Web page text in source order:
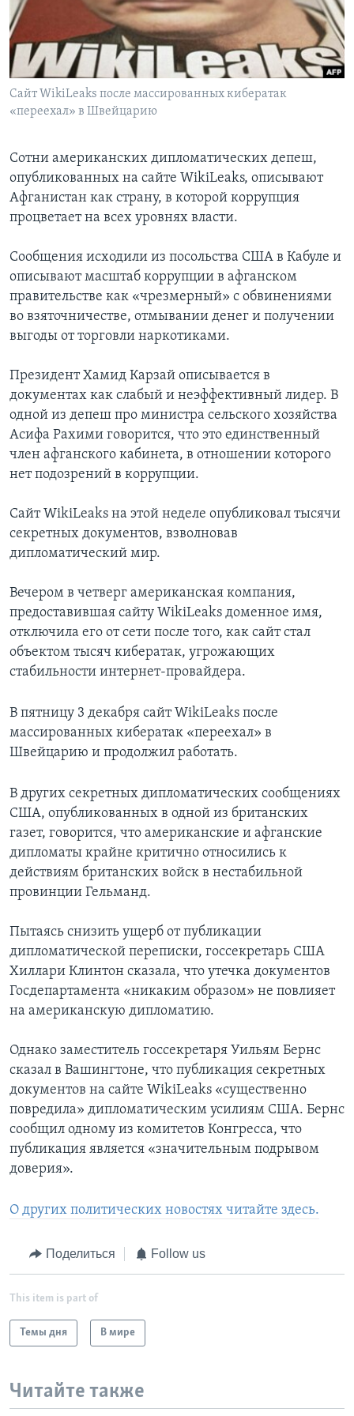
Learning English
СОЦИАЛЬНЫЕ СЕТИ
Сайт WikiLeaks после массированных кибератак
«переехал» в Швейцарию
Сотни американских дипломатических депеш,
опубликованных на сайте WikiLeaks, описывают
Афганистан как страну, в которой коррупция
процветает на всех уровнях власти.
Сообщения исходили из посольства США в Кабуле и
описывают масштаб коррупции в афганском
правительстве как «чрезмерный» с обвинениями
во взяточничестве, отмывании денег и получении
выгоды от торговли наркотиками.
Президент Хамид Карзай описывается в
документах как слабый и неэффективный лидер. В
одной из депеш про министра сельского хозяйства
Асифа Рахими говорится, что это единственный
член афганского кабинета, в отношении которого
нет подозрений в коррупции.
Сайт WikiLeaks на этой неделе опубликовал тысячи
секретных документов, взволновав
дипломатический мир.
Вечером в четверг американская компания,
предоставившая сайту WikiLeaks доменное имя,
отключила его от сети после того, как сайт стал
объектом тысяч кибератак, угрожающих
стабильности интернет-провайдера.
В пятницу 3 декабря сайт WikiLeaks после
массированных кибератак «переехал» в
Швейцарию и продолжил работать.
В других секретных дипломатических сообщениях
США, опубликованных в одной из британских
газет, говорится, что американские и афганские
дипломаты крайне критично относились к
действиям британских войск в нестабильной
провинции Гельманд.
Пытаясь снизить ущерб от публикации
дипломатической переписки, госсекретарь США
Хиллари Клинтон сказала, что утечка документов
Госдепартамента «никаким образом» не повлияет
на американскую дипломатию.
Однако заместитель госсекретаря Уильям Бернс
сказал в Вашингтоне, что публикация секретных
документов на сайте WikiLeaks «существенно
повредила» дипломатическим усилиям США. Бернс
сообщил одному из комитетов Конгресса, что
публикация является «значительным подрывом
доверия».
О других политических новостях читайте здесь.
Поделиться Follow us
This item is part of
Темы дня В мире
Читайте также